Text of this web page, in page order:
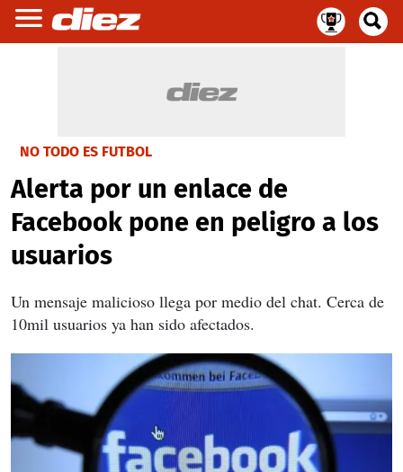
NO TODO ES FUTBOL
Alerta por un enlace de
Facebook pone en peligro a los
usuarios
Un mensaje malicioso llega por medio del chat. Cerca de
10mil usuarios ya han sido afectados.